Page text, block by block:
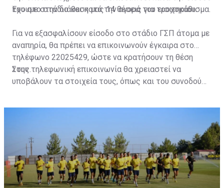
του στο στάδιο και κατά την αγορά του εισιτηρίου.
Έχουμε στην διάθεση μας 14 θέσεις για τροχοκάθισμα.
Για να εξασφαλίσουν είσοδο στο στάδιο ΓΣΠ άτομα με
αναπηρία, θα πρέπει να επικοινωνούν έγκαιρα στο
τηλέφωνο 22025429, ώστε να κρατήσουν τη θέση
τους.
Στην τηλεφωνική επικοινωνία θα χρειαστεί να
υποβάλουν τα στοιχεία τους, όπως και του συνοδού
ονοματεπώνυμο, αριθμός πινακίδας αυτοκινήτου,